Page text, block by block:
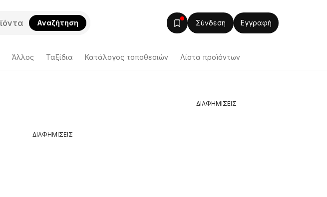
Αναζήτηση Σύνδεση Εγγραφή
Άλλος Ταξίδια Κατάλογος τοποθεσιών Λίστα προϊόντων
ΔΙΑΦΗΜΙΣΕΙΣ
ΔΙΑΦΗΜΙΣΕΙΣ